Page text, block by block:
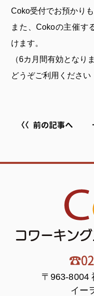
Coko受付でお預かりも
また、Cokoの主催す
けます。
（6カ月間有効となり
どうぞご利用ください
前の記事へ
〒963-8004
イー